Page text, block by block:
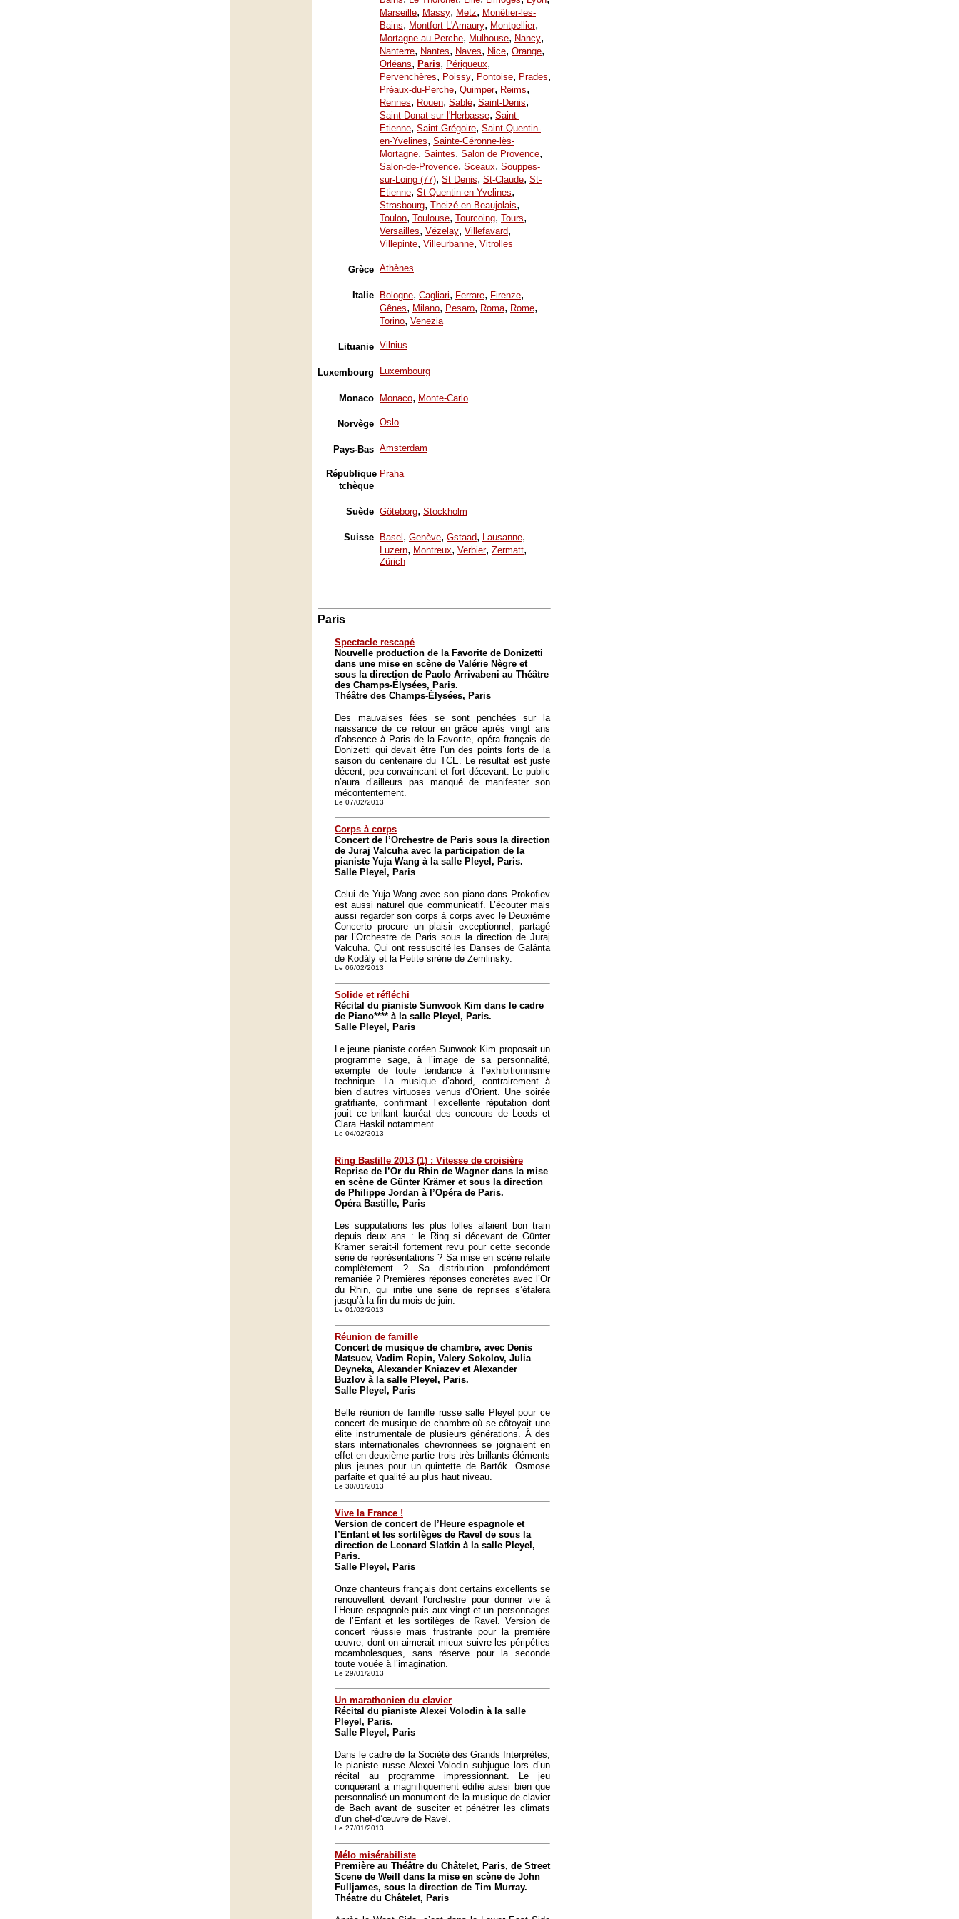
Marseille, Massy, Metz, Monêtier-les-
Bains, Montfort L'Amaury, Montpellier,
Mortagne-au-Perche, Mulhouse, Nancy,
Nanterre, Nantes, Naves, Nice, Orange,
Orléans, Paris, Périgueux,
Pervenchères, Poissy, Pontoise, Prades,
Préaux-du-Perche, Quimper, Reims,
Rennes, Rouen, Sablé, Saint-Denis,
Saint-Donat-sur-l'Herbasse, Saint-
Etienne, Saint-Grégoire, Saint-Quentin-
en-Yvelines, Sainte-Céronne-lès-
Mortagne, Saintes, Salon de Provence,
Salon-de-Provence, Sceaux, Souppes-
sur-Loing (77), St Denis, St-Claude, St-
Etienne, St-Quentin-en-Yvelines,
Strasbourg, Theizé-en-Beaujolais,
Toulon, Toulouse, Tourcoing, Tours,
Versailles, Vézelay, Villefavard,
Villepinte, Villeurbanne, Vitrolles
Grèce Athènes
Italie Bologne, Cagliari, Ferrare, Firenze,
Gênes, Milano, Pesaro, Roma, Rome,
Torino, Venezia
Lituanie Vilnius
Luxembourg Luxembourg
Monaco Monaco, Monte-Carlo
Norvège Oslo
Pays-Bas Amsterdam
République
tchèque
Praha
Suède Göteborg, Stockholm
Suisse Basel , Genève, Gstaad, Lausanne,
Luzern, Montreux, Verbier, Zermatt,
Zürich
Paris
Spectacle rescapé
Nouvelle production de la Favorite de Donizetti
dans une mise en scène de Valérie Nègre et
sous la direction de Paolo Arrivabeni au Théâtre
des Champs-Élysées, Paris.
Théâtre des Champs-Élysées, Paris
Des mauvaises fées se sont penchées sur la
naissance de ce retour en grâce après vingt ans
d’absence à Paris de la Favorite, opéra français de
Donizetti qui devait être l’un des points forts de la
saison du centenaire du TCE. Le résultat est juste
décent, peu convaincant et fort décevant. Le public
n’aura d’ailleurs pas manqué de manifester son
mécontentement.
Le 07/02/2013
Corps à corps
Concert de l’Orchestre de Paris sous la direction
de Juraj Valcuha avec la participation de la
pianiste Yuja Wang à la salle Pleyel, Paris.
Salle Pleyel, Paris
Celui de Yuja Wang avec son piano dans Prokofiev
est aussi naturel que communicatif. L’écouter mais
aussi regarder son corps à corps avec le Deuxième
Concerto procure un plaisir exceptionnel, partagé
par l’Orchestre de Paris sous la direction de Juraj
Valcuha. Qui ont ressuscité les Danses de Galánta
de Kodály et la Petite sirène de Zemlinsky.
Le 06/02/2013
Solide et réfléchi
Récital du pianiste Sunwook Kim dans le cadre
de Piano**** à la salle Pleyel, Paris.
Salle Pleyel, Paris
Le jeune pianiste coréen Sunwook Kim proposait un
programme sage, à l’image de sa personnalité,
exempte de toute tendance à l’exhibitionnisme
technique. La musique d’abord, contrairement à
bien d’autres virtuoses venus d’Orient. Une soirée
gratifiante, confirmant l’excellente réputation dont
jouit ce brillant lauréat des concours de Leeds et
Clara Haskil notamment.
Le 04/02/2013
Ring Bastille 2013 (1) : Vitesse de croisière
Reprise de l’Or du Rhin de Wagner dans la mise
en scène de Günter Krämer et sous la direction
de Philippe Jordan à l’Opéra de Paris.
Opéra Bastille, Paris
Les supputations les plus folles allaient bon train
depuis deux ans : le Ring si décevant de Günter
Krämer serait-il fortement revu pour cette seconde
série de représentations ? Sa mise en scène refaite
complètement ? Sa distribution profondément
remaniée ? Premières réponses concrètes avec l’Or
du Rhin, qui initie une série de reprises s’étalera
jusqu’à la fin du mois de juin.
Le 01/02/2013
Réunion de famille
Concert de musique de chambre, avec Denis
Matsuev, Vadim Repin, Valery Sokolov, Julia
Deyneka, Alexander Kniazev et Alexander
Buzlov à la salle Pleyel, Paris.
Salle Pleyel, Paris
Belle réunion de famille russe salle Pleyel pour ce
concert de musique de chambre où se côtoyait une
élite instrumentale de plusieurs générations. À des
stars internationales chevronnées se joignaient en
effet en deuxième partie trois très brillants éléments
plus jeunes pour un quintette de Bartók. Osmose
parfaite et qualité au plus haut niveau.
Le 30/01/2013
Vive la France !
Version de concert de l’Heure espagnole et
l’Enfant et les sortilèges de Ravel de sous la
direction de Leonard Slatkin à la salle Pleyel,
Paris.
Salle Pleyel, Paris
Onze chanteurs français dont certains excellents se
renouvellent devant l’orchestre pour donner vie à
l’Heure espagnole puis aux vingt-et-un personnages
de l’Enfant et les sortilèges de Ravel. Version de
concert réussie mais frustrante pour la première
œuvre, dont on aimerait mieux suivre les péripéties
rocambolesques, sans réserve pour la seconde
toute vouée à l’imagination.
Le 29/01/2013
Un marathonien du clavier
Récital du pianiste Alexei Volodin à la salle
Pleyel, Paris.
Salle Pleyel, Paris
Dans le cadre de la Société des Grands Interprètes,
le pianiste russe Alexei Volodin subjugue lors d’un
récital au programme impressionnant. Le jeu
conquérant a magnifiquement édifié aussi bien que
personnalisé un monument de la musique de clavier
de Bach avant de susciter et pénétrer les climats
d’un chef-d’œuvre de Ravel.
Le 27/01/2013
Mélo misérabiliste
Première au Théâtre du Châtelet, Paris, de Street
Scene de Weill dans la mise en scène de John
Fulljames, sous la direction de Tim Murray.
Théatre du Châtelet, Paris